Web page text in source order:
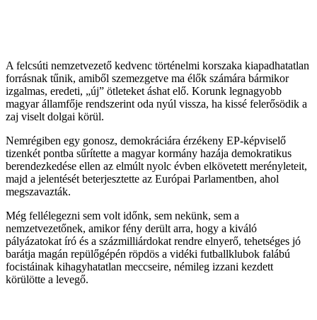
A felcsúti nemzetvezető kedvenc történelmi korszaka kiapadhatatlan
forrásnak tűnik, amiből szemezgetve ma élők számára bármikor
izgalmas, eredeti, „új” ötleteket áshat elő. Korunk legnagyobb
magyar államfője rendszerint oda nyúl vissza, ha kissé felerősödik a
zaj viselt dolgai körül.
Nemrégiben egy gonosz, demokráciára érzékeny EP-képviselő
tizenkét pontba sűrítette a magyar kormány hazája demokratikus
berendezkedése ellen az elmúlt nyolc évben elkövetett merényleteit,
majd a jelentését beterjesztette az Európai Parlamentben, ahol
megszavazták.
Még fellélegezni sem volt időnk, sem nekünk, sem a
nemzetvezetőnek, amikor fény derült arra, hogy a kiváló
pályázatokat író és a százmilliárdokat rendre elnyerő, tehetséges jó
barátja magán repülőgépén röpdös a vidéki futballklubok falábú
focistáinak kihagyhatatlan meccseire, némileg izzani kezdett
körülötte a levegő.